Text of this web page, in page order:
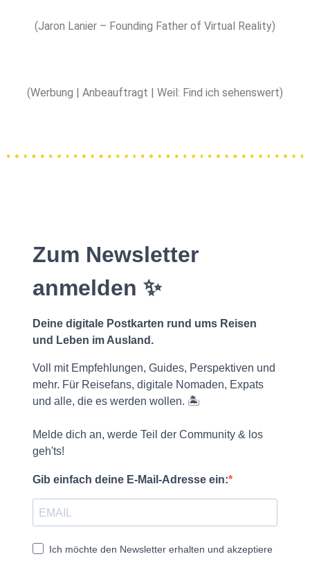
(Jaron Lanier – Founding Father of Virtual Reality)
(Werbung | Anbeauftragt | Weil: Find ich sehenswert)
Zum Newsletter
anmelden ✨
Deine digitale Postkarten rund ums Reisen
und Leben im Ausland.
Voll mit Empfehlungen, Guides, Perspektiven und
mehr. Für Reisefans, digitale Nomaden, Expats
und alle, die es werden wollen. 🏝️
Melde dich an, werde Teil der Community & los
geh'ts!
Gib einfach deine E-Mail-Adresse ein:
Ich möchte den Newsletter erhalten und akzeptiere